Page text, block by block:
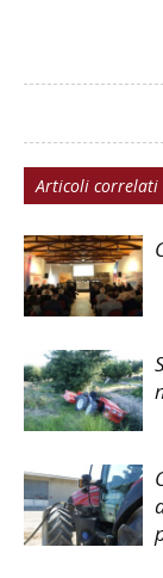
Articoli correlati